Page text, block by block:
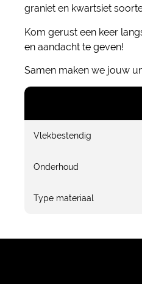
graniet en kwartsiet
Kom gerust een keer
en aandacht te geven!
Samen maken we jouw
Vlekbestendig
Onderhoud
Type materiaal